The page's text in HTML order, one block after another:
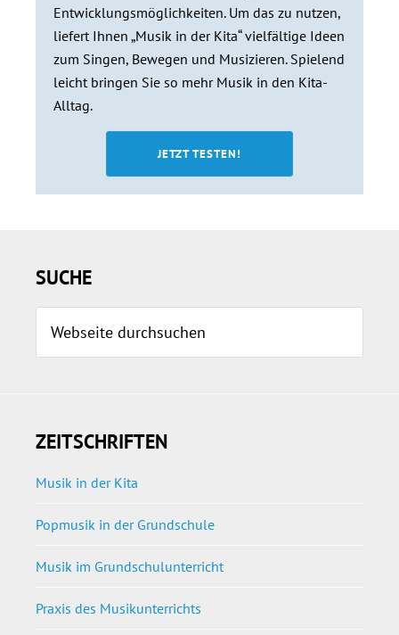
Entwicklungsmöglichkeiten. Um das zu nutzen,
liefert Ihnen „Musik in der Kita“ vielfältige Ideen
zum Singen, Bewegen und Musizieren. Spielend
leicht bringen Sie so mehr Musik in den Kita-
Alltag.
JETZT TESTEN!
SUCHE
durchsuchen
ZEITSCHRIFTEN
Musik in der Kita
Popmusik in der Grundschule
Musik im Grundschulunterricht
Praxis des Musikunterrichts